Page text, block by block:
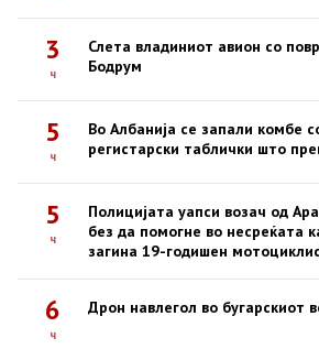
3
ч
Слета владиниот авион со
Бодрум
5
ч
Во Албанија се запали комбе
регистарски таблички што
5
ч
Полицијата уапси возач од
без да помогне во несреќата
загина 19-годишен
6
ч
Дрон навлегол во бугарскиот